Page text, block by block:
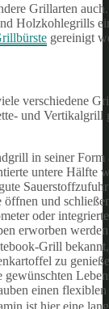
Grillarten
Holzkohlegrills
gereinigt
verschiedene
und
in seiner
untere Hälfte
und
oder
erworben
Grill
zu
einen flexiblen
ist hier eine